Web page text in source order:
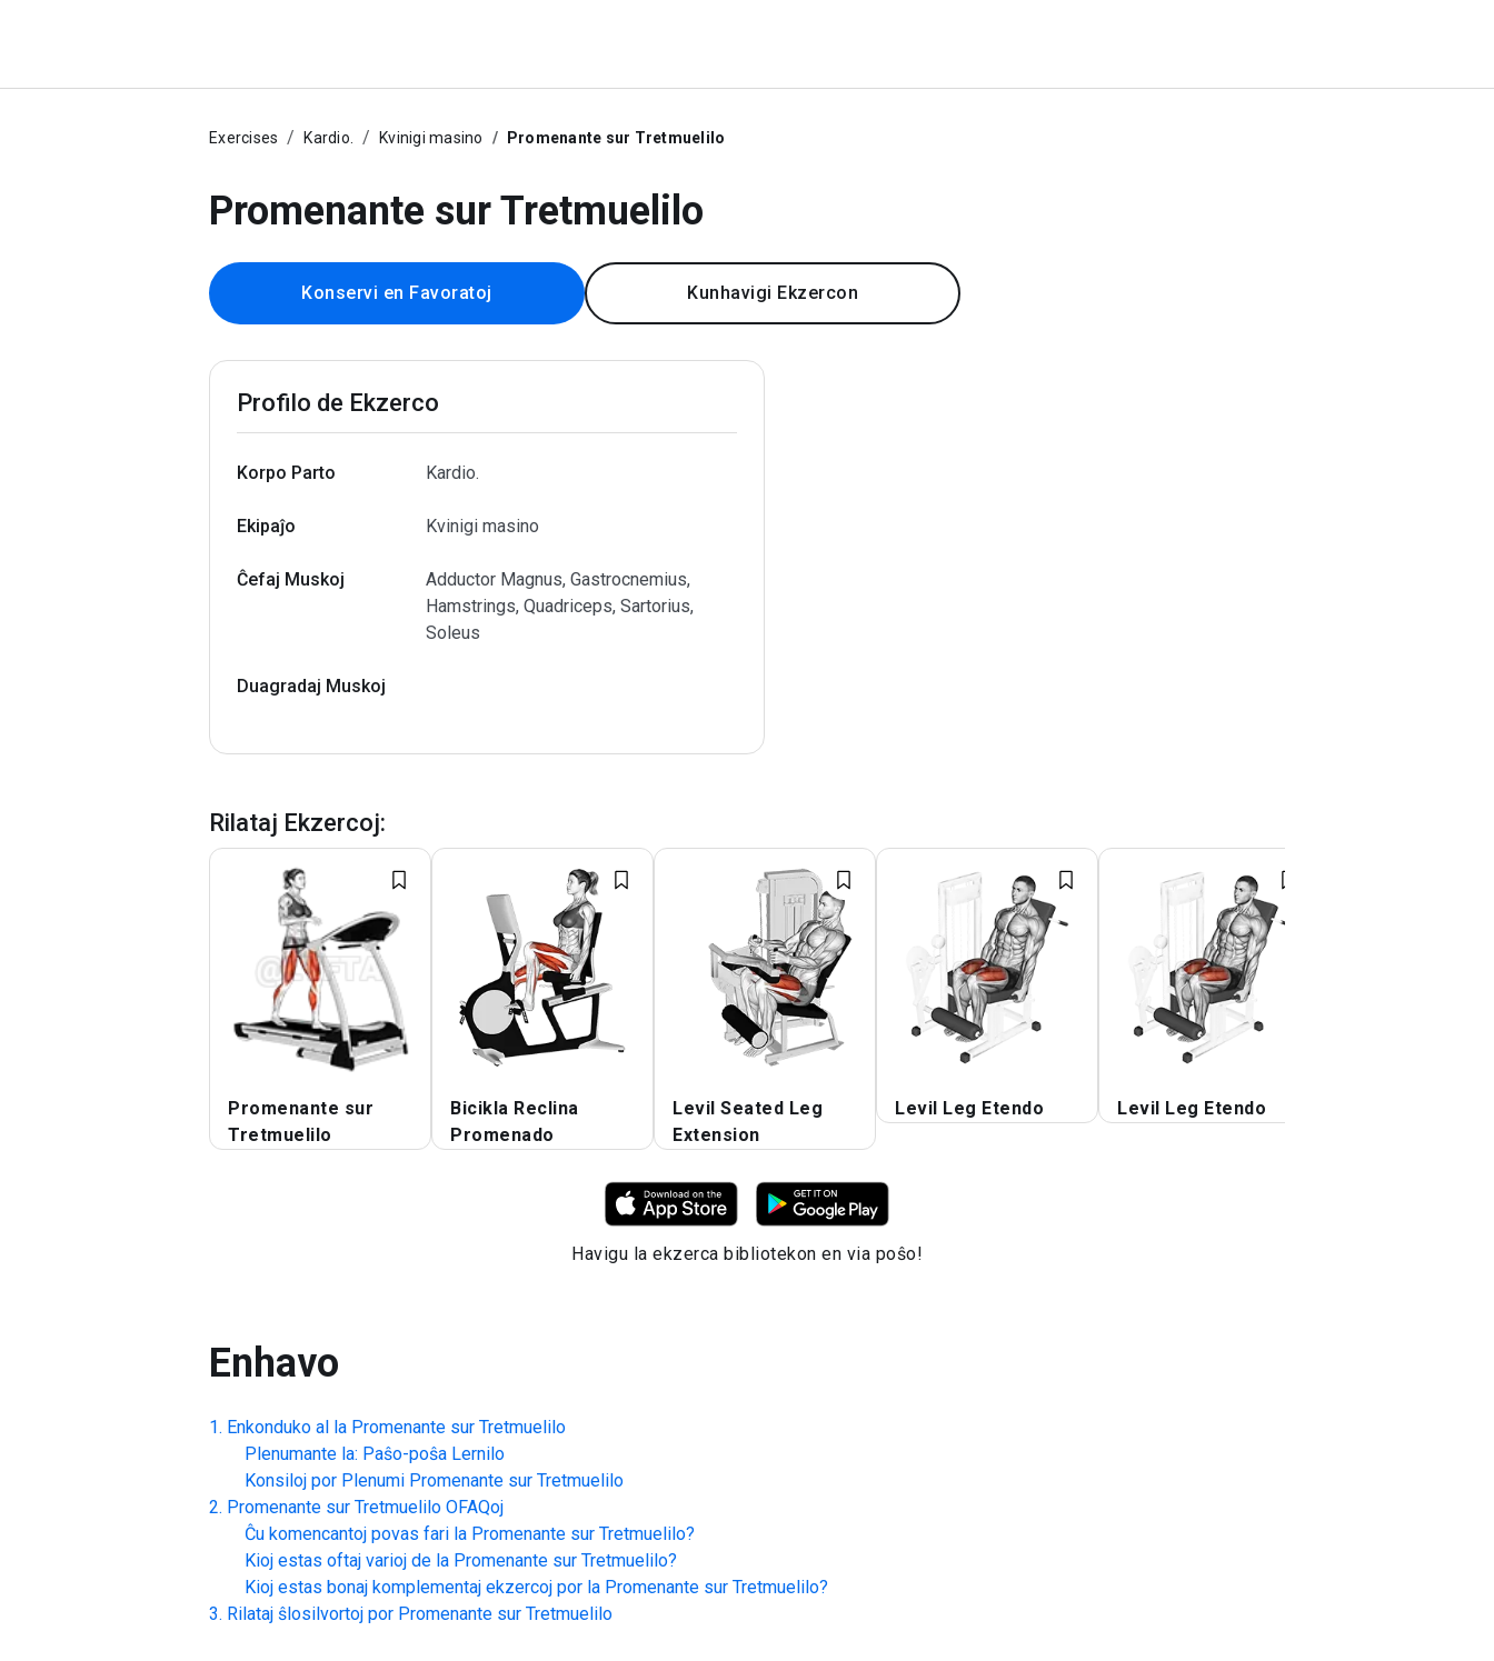
Exercises Kardio. Kvinigi masino Promenante sur Tretmuelilo
Promenante sur Tretmuelilo
Konservi en Favoratoj Kunhavigi Ekzercon
Profilo de Ekzerco
Korpo Parto Kardio.
Ekipaĵo Kvinigi masino
Ĉefaj Muskoj
Adductor Magnus, Gastrocnemius,
Hamstrings, Quadriceps, Sartorius,
Soleus
Duagradaj Muskoj
Rilataj Ekzercoj:
Promenante sur
Tretmuelilo
Bicikla Reclina
Promenado
Levil Seated Leg
Extension
Levil Leg Etendo Levil Leg Etendo
Havigu la ekzerca bibliotekon en via poŝo!
Enhavo
Enkonduko al la Promenante sur Tretmuelilo
Plenumante la: Paŝo-poŝa Lernilo
Konsiloj por Plenumi Promenante sur Tretmuelilo
Promenante sur Tretmuelilo OFAQoj
Ĉu komencantoj povas fari la Promenante sur Tretmuelilo?
Kioj estas oftaj varioj de la Promenante sur Tretmuelilo?
Kioj estas bonaj komplementaj ekzercoj por la Promenante sur Tretmuelilo?
Rilataj ŝlosilvortoj por Promenante sur Tretmuelilo